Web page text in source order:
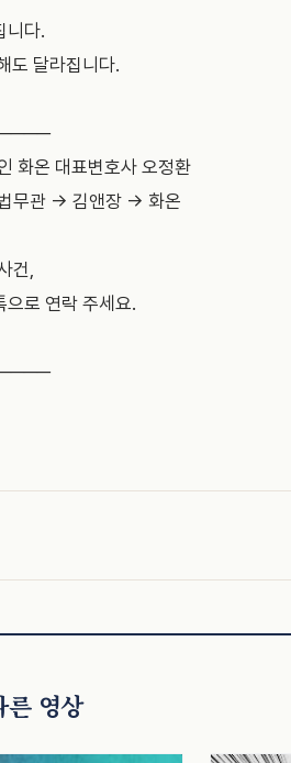
니다.
도 달라집니다.
화온 대표변호사 오정환
무관 → 김앤장 → 화온
건,
으로 연락 주세요.
른 영상